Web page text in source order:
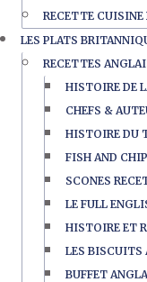
RECETTE CUISINE
LES PLATS
RECETTES
HISTOIRE DE
CHEFS &
HISTOIRE DU
FISH AND
SCONES
LE FULL
HISTOIRE ET
LES BISCUITS
BUFFET